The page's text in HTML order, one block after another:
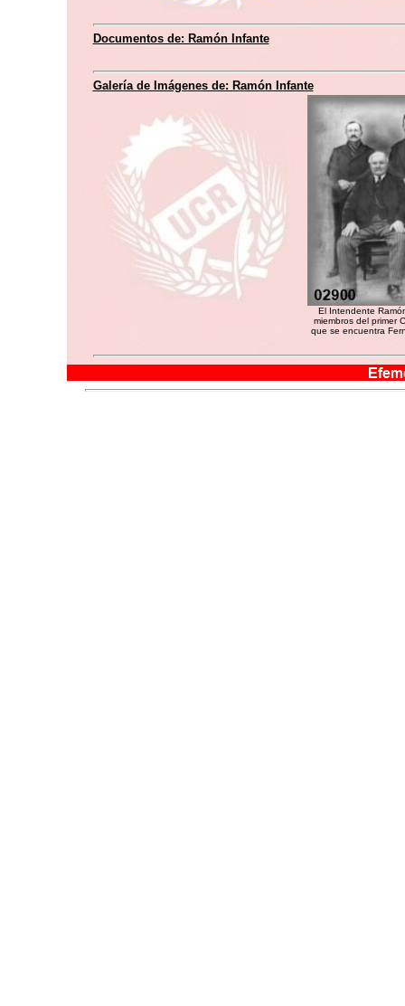
Documentos de: Ramón Infante
Galería de Imágenes de: Ramón Infante
El Intendente
miembros del primer
que se encuentra